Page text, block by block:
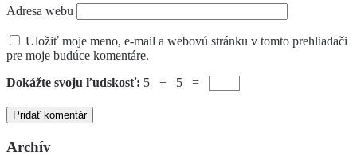
Adresa webu
Uložiť moje meno, e-mail a webovú stránku v tomto prehliadači
pre moje budúce komentáre.
Dokážte svoju ľudskosť: 5 + 5 =
Archív